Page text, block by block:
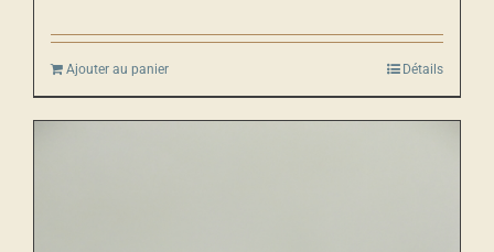
Ajouter au panier Détails